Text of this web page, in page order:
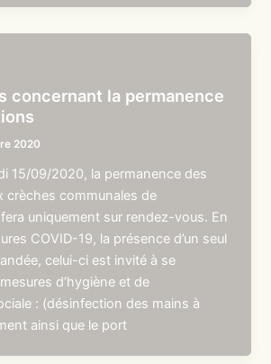
concernant la permanence
2020
15/09/2020, la permanence des
crèches communales de
uniquement sur rendez-vous. En
COVID-19, la présence d’un seul
celui-ci est invité à se
d’hygiène et de
: (désinfection des mains à
ainsi que le port